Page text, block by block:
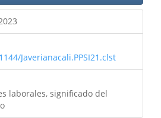
Javerianacali.PPSI21.clst
laborales, significado del